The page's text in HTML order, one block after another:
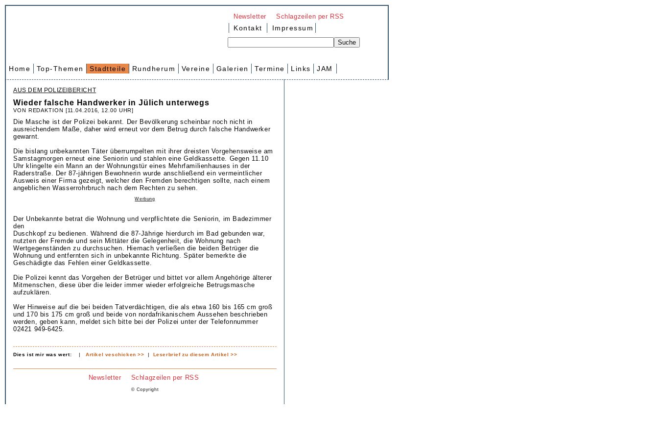
Newsletter Schlagzeilen per RSS
Kontakt Impressum
Home Top-Themen Stadtteile Rundherum Vereine Galerien Termine Links JAM
AUS DEM POLIZEIBERICHT
Wieder falsche Handwerker in Jülich unterwegs
VON REDAKTION [11.04.2016, 12.00 UHR]
Die Masche ist der Polizei bekannt. Der Bevölkerung scheinbar noch nicht in
ausreichendem Maße, daher wird erneut vor dem Betrug durch falsche Handwerker
gewarnt.
Die bislang unbekannten Täter überrumpelten mit ihrer dreisten Vorgehensweise am
Samstagmorgen erneut eine Seniorin und stahlen eine Geldkassette. Gegen 11.10
Uhr klingelte ein Mann an der Wohnungstür eines Mehrfamilienhauses in der
Raderstraße. Der 87-jährigen Bewohnerin wurde anschließend ein vermeintlicher
Ausweis einer Firma gezeigt, welcher den Fremden berechtigen sollte, nach einem
angeblichen Wasserrohrbruch nach dem Rechten zu sehen.
Werbung
Der Unbekannte betrat die Wohnung und verpflichtete die Seniorin, im Badezimmer
den
Duschkopf zu bedienen. Während die 87-Jährige hierdurch im Bad gebunden war,
nutzten der Fremde und sein Mittäter die Gelegenheit, die Wohnung nach
Wertgegenständen zu durchsuchen. Hiernach verließen die beiden Betrüger die
Wohnung und entfernten sich in unbekannte Richtung. Später bemerkte die
Geschädigte das Fehlen einer Geldkassette.
Die Polizei kennt das Vorgehen der Betrüger und bittet vor allem Angehörige älterer
Mitmenschen, diese über die leider immer wieder erfolgreiche Betrugsmasche
aufzuklären.
Wer Hinweise auf die bei beiden Tatverdächtigen, die als etwa 160 bis 165 cm groß
und 170 bis 175 cm groß und beide von nordafrikanischem Aussehen beschrieben
werden, geben kann, meldet sich bitte bei der Polizei unter der Telefonnummer
02421 949-6425.
Dies ist mir was wert: |Artikel veschicken >> | Leserbrief zu diesem Artikel >>
Newsletter Schlagzeilen per RSS
© Copyright